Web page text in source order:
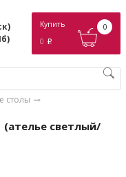
Купить
0 p
0
столы
светлый/